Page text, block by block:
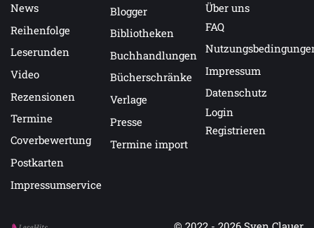
News
Reihenfolge
Leserunden
Video
Rezensionen
Termine
Coverbewertung
Postkarten
Impressumservice
Blogger
Bibliotheken
Buchhandlungen
Bücherschränke
Verlage
Presse
Termine import
Über uns
FAQ
Impressum
Datenschutz
Login
Registrieren